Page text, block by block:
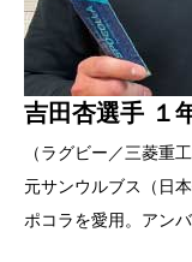
吉田杏選手 １
（ラグビー／三菱重
元サンウルブス（日
ポコラを愛用。アンバ